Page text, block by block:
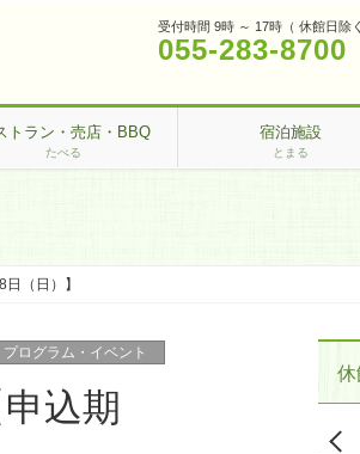
受付時間 9時 ～ 17時（ 休館日除
055‐283‐8700
トラン・売店・BBQ
たべる
宿泊施設
とまる
（日）】
プログラム・イベント
込期
休